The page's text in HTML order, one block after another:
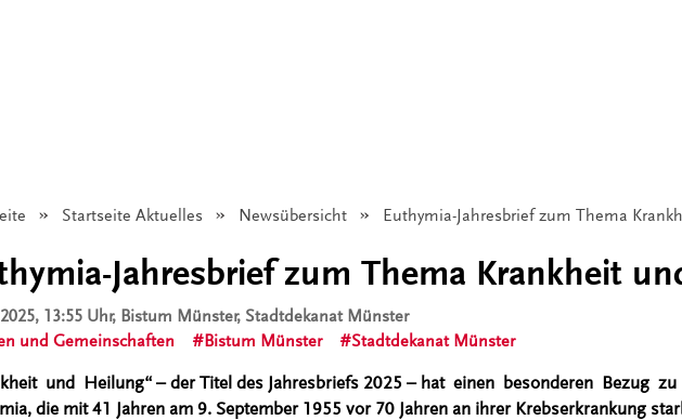
Startseite Aktuelles Newsübersicht Angezeigt:
Euthymia-Jahresbrief zum Thema
Jahresbrief zum Thema Krankheit
13:55 Uhr, Bistum Münster, Stadtdekanat Münster
und Gemeinschaften
Bistum Münster Stadtdekanat Münster
und Heilung“ – der Titel des Jahresbriefs 2025 – hat einen besonderen Bezug
die mit 41 Jahren am 9. September 1955 vor 70 Jahren an ihrer Krebserkrankung